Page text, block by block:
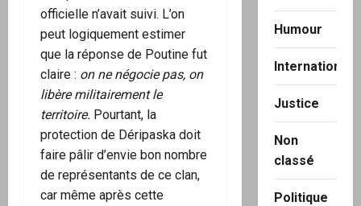
officielle n’avait suivi. L’on
peut logiquement estimer
que la réponse de Poutine fut
claire : on ne négocie pas, on
libère militairement le
territoire. Pourtant, la
protection de Déripaska doit
faire pâlir d’envie bon nombre
de représentants de ce clan,
car même après cette
Humour
International
Justice
Non
classé
Politique